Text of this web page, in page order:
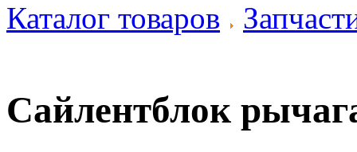
Каталог товаров
Сайлентблок